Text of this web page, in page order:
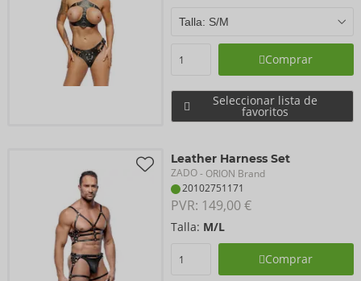
Comprar
Seleccionar lista de
favoritos
Leather Harness Set
ZADO- ORION Brand
20102751171
PVR: 149,00 €
Talla: M/L
Comprar